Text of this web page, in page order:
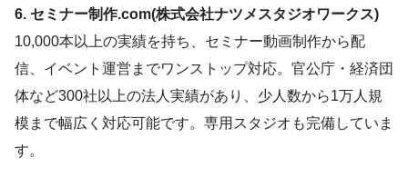
6. セミナー制作.com(株式会社ナツメスタジオワークス)
10,000本以上の実績を持ち、セミナー動画制作から配
信、イベント運営までワンストップ対応。官公庁・経済団
体など300社以上の法人実績があり、少人数から1万人規
模まで幅広く対応可能です。専用スタジオも完備していま
す。